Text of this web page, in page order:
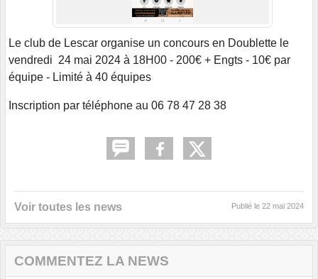
Le club de Lescar organise un concours en Doublette le
vendredi 24 mai 2024 à 18H00 - 200€ + Engts - 10€ par
équipe - Limité à 40 équipes
Inscription par téléphone au 06 78 47 28 38
Voir toutes les news Publié le 22 mai 2024
COMMENTEZ LA NEWS